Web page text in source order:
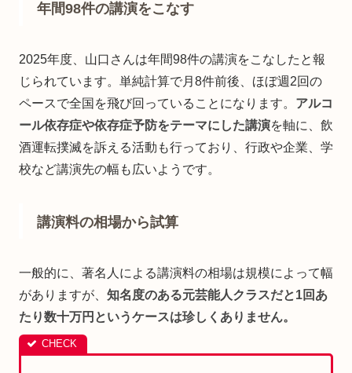
年間98件の講演をこなす
2025年度、山口さんは年間98件の講演をこなしたと報
じられています。単純計算で月8件前後、ほぼ週2回の
ペースで全国を飛び回っていることになります。 アルコ
ール依存症や依存症予防をテーマにした講演を軸に、飲
酒運転撲滅を訴える活動も行っており、行政や企業、学
校など講演先の幅も広いようです。
講演料の相場から試算
一般的に、著名人による講演料の相場は規模によって幅
がありますが、 知名度のある元芸能人クラスだと1回あ
たり数十万円というケースは珍しくありません。